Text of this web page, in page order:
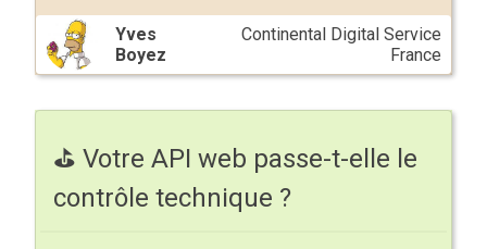
Yves
Boyez
Continental Digital Service
France
⛳️ Votre API web passe-t-elle le
contrôle technique ?